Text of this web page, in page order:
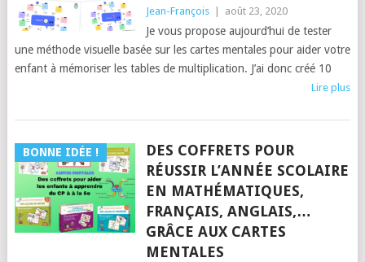
Jean-François août 23, 2020
Je vous propose aujourd’hui de tester
une méthode visuelle basée sur les cartes mentales pour aider votre
enfant à mémoriser les tables de multiplication. J’ai donc créé 10
Lire plus
BONNE IDÉE !
DES COFFRETS POUR
RÉUSSIR L’ANNÉE SCOLAIRE
EN MATHÉMATIQUES,
FRANÇAIS, ANGLAIS,…
GRÂCE AUX CARTES
MENTALES